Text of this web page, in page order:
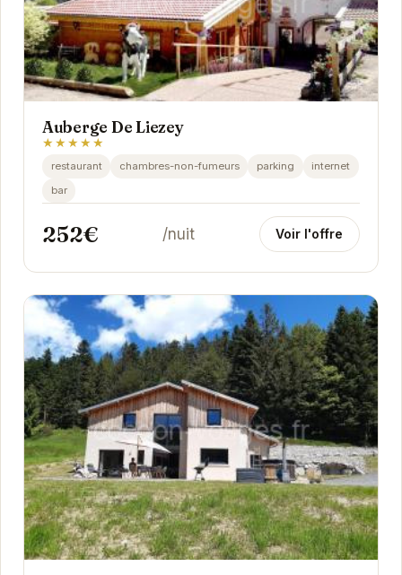
Auberge De Liezey
★★★★★
restaurant chambres-non-fumeurs parking
internet
bar
252€ /nuit Voir l'offre